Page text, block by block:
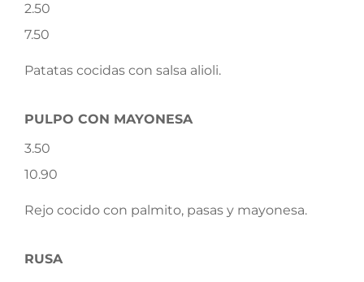
2.50
7.50
Patatas cocidas con salsa alioli.
PULPO CON MAYONESA
3.50
10.90
Rejo cocido con palmito, pasas y mayonesa.
RUSA